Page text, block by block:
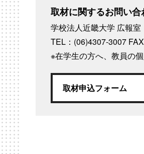
取材に関するお問い合
学校法人近畿大学 広報室
TEL：(06)4307-3007
※在学生の方へ、教員の
取材申込フォーム